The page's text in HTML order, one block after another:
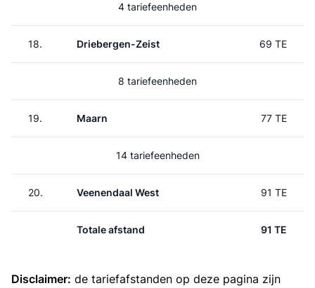
4 tariefeenheden
18. Driebergen-Zeist 69 TE
8 tariefeenheden
19. Maarn 77 TE
14 tariefeenheden
20. Veenendaal West 91 TE
Totale afstand 91 TE
Disclaimer: de tariefafstanden op deze pagina zijn